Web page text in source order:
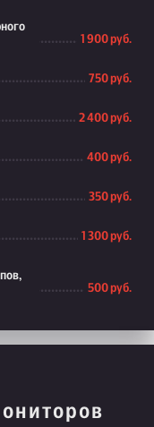
1 900 руб.
750 руб.
2 400 руб.
400 руб.
350 руб.
1 300 руб.
500 руб.